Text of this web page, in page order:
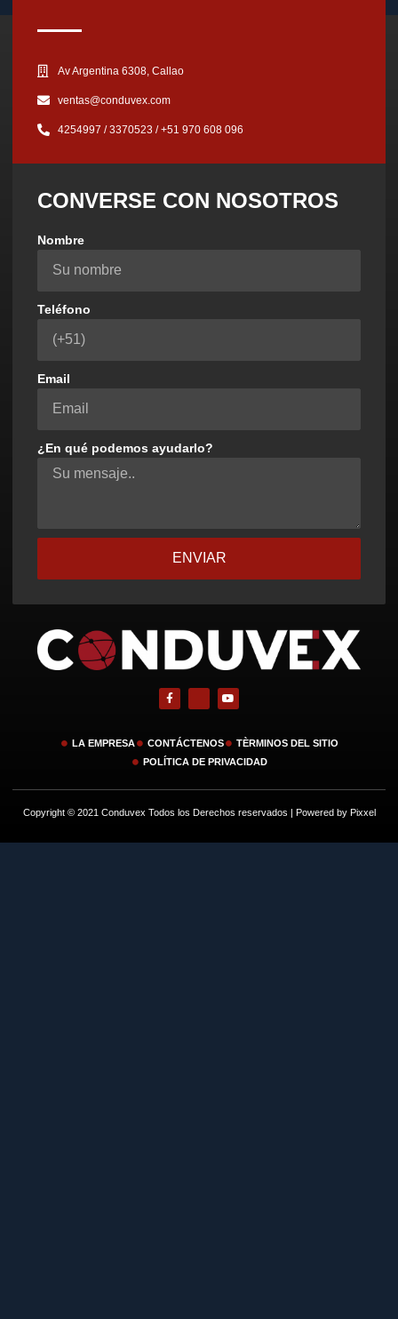
Av Argentina 6308, Callao
ventas@conduvex.com
4254997 / 3370523 / ‪+51 970 608 096‬
CONVERSE CON NOSOTROS
Nombre
Teléfono
Email
¿En qué podemos ayudarlo?
ENVIAR
LA EMPRESA CONTÁCTENOS
TÈRMINOS DEL SITIO
POLÍTICA DE PRIVACIDAD
Copyright © 2021 Conduvex Todos los Derechos reservados | Powered by Pixxel